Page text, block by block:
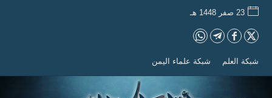
23 صفر 1448 هـ
شبكة العلم شبكة علماء اليمن